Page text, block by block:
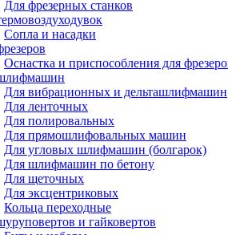
Для фрезерных станков
Сопла и насадки
Оснастка и приспособления для
Для вибрационных и дельташлифмашин
Для ленточных
Для полировальных
Для прямошлифовальных машин
Для угловых шлифмашин (болгарок)
Для шлифмашин по бетону
Для щеточных
Для эксцентриковых
Кольца переходные
и гайковертов